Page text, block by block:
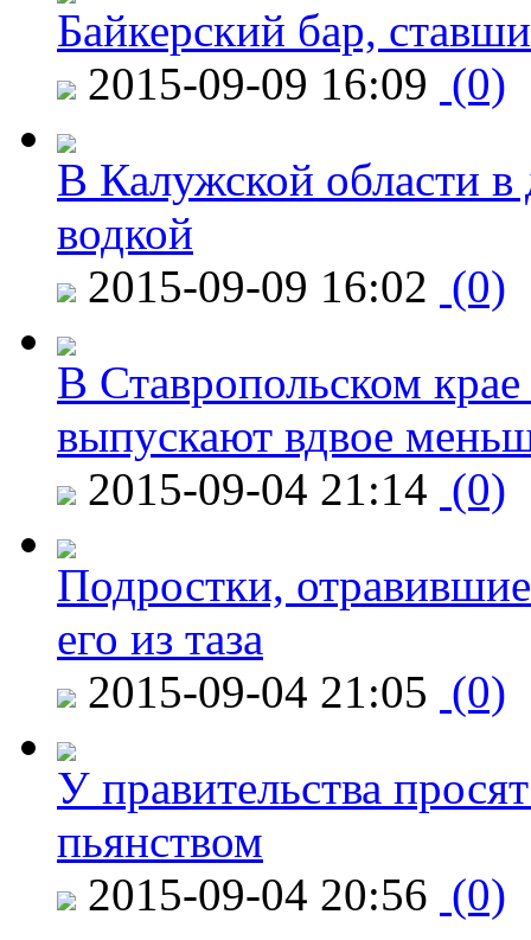
Байкерский бар,
2015-09-09 16:09 (0)
В Калужской области в
водкой
2015-09-09 16:02 (0)
В Ставропольском
выпускают вдвое
2015-09-04 21:14 (0)
Подростки,
его из таза
2015-09-04 21:05 (0)
У правительства
пьянством
2015-09-04 20:56 (0)